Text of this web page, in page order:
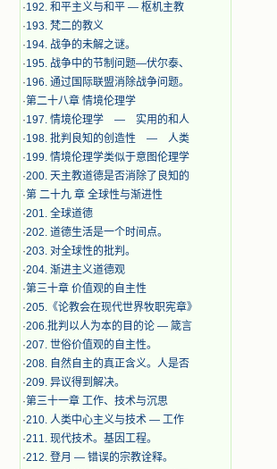
·192. 和平主义与和平 — 枢机主教
·193. 梵二的教义
·194. 战争的未解之谜。
·195. 战争中的节制问题—伏尔泰、
·196. 通过国际联盟消除战争问题。
·第二十八章 情境伦理学
·197. 情境伦理学 — 实用的和人
·198. 批判良知的创造性 — 人类
·199. 情境伦理学类似于意图伦理学
·200. 天主教道德是否消除了良知的
·第 二十九 章 全球性与渐进性
·201. 全球道德
·202. 道德生活是一个时间点。
·203. 对全球性的批判。
·204. 渐进主义道德观
·第三十章 价值观的自主性
·205.《论教会在现代世界牧职宪章》
·206.批判以人为本的目的论 — 箴言
·207. 世俗价值观的自主性。
·208. 自然自主的真正含义。人是否
·209. 异议得到解决。
·第三十一章 工作、技术与沉思
·210. 人类中心主义与技术 — 工作
·211. 现代技术。基因工程。
·212. 登月 — 错误的宗教诠释。